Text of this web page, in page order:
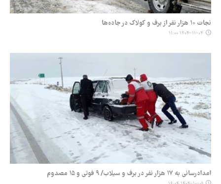
نجات ۱۰ هزار نفر از برف و کولاک در جاده‌ها
۱۴۰۴-۱۱-۰۴ ۱۱:۰۰
امدادرسانی به ۱۷ هزار نفر در برف و سیلاب/ ۹ فوتی و ۱۵ مصدوم